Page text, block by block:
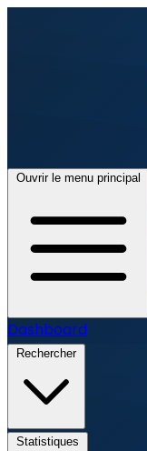
Ouvrir le menu principal
Dashboard
Rechercher
Statistiques